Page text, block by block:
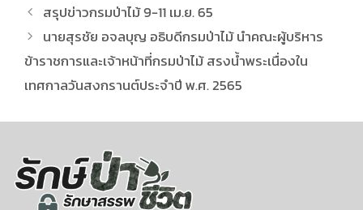
สรุปข่าวกรมป่าไม้ 9-11 เม.ย. 65
นายสุรชัย อจลบุญ อธิบดีกรมป่าไม้ นำคณะผู้บริหาร
ข้าราชการและเจ้าหน้าที่กรมป่าไม้ สรงน้ำพระเนื่องใน
เทศกาลวันสงกรานต์ประจำปี พ.ศ. 2565